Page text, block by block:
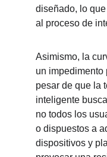
diseñado, lo
al proceso de
Asimismo, la
un impedimento
pesar de que la
inteligente
no todos los
o dispuestos a
dispositivos y